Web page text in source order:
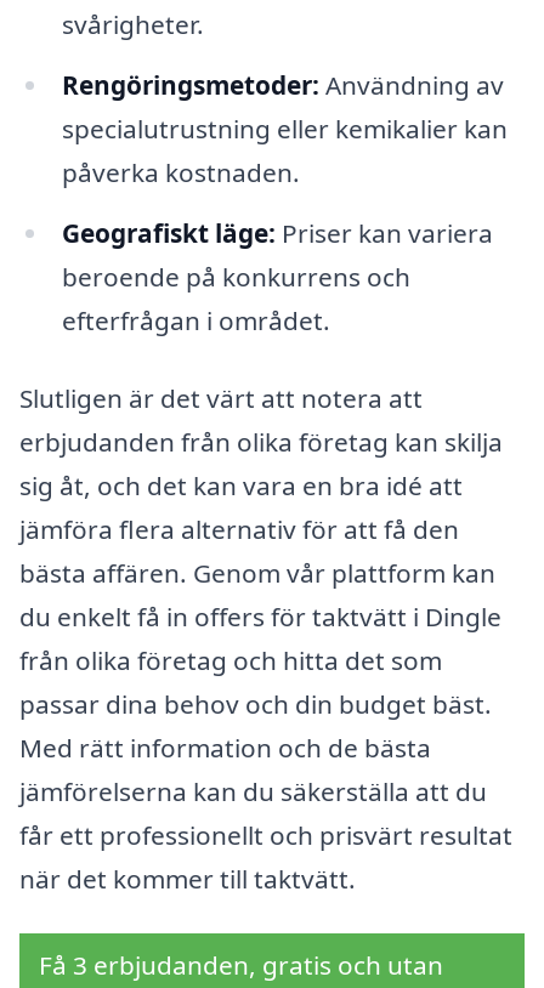
svårigheter.
Rengöringsmetoder: Användning av
specialutrustning eller kemikalier kan
påverka kostnaden.
Geografiskt läge: Priser kan variera
beroende på konkurrens och
efterfrågan i området.
Slutligen är det värt att notera att
erbjudanden från olika företag kan skilja
sig åt, och det kan vara en bra idé att
jämföra flera alternativ för att få den
bästa affären. Genom vår plattform kan
du enkelt få in offers för taktvätt i Dingle
från olika företag och hitta det som
passar dina behov och din budget bäst.
Med rätt information och de bästa
jämförelserna kan du säkerställa att du
får ett professionellt och prisvärt resultat
när det kommer till taktvätt.
Få 3 erbjudanden, gratis och utan